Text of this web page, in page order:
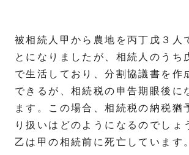
被相続人甲から農地を丙丁戊３人
とになりましたが、相続人のうち
で生活しており、分割協議書を作
できるが、相続税の申告期眼後に
ます。この場合、相続税の納税猶
り扱いはどのようになるのでしょ
乙は甲の相続前に死亡しています。